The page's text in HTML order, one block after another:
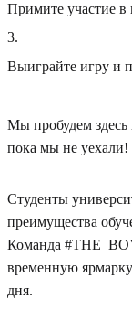
Примите участие
3.
Выиграйте игру
Мы пробудем здесь
пока мы не уехали!
Студенты
преимущества
Команда
временную
дня.